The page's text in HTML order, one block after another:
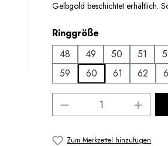
Gelbgold beschichtet erhältlich.
Ringgröße
48
49 50 51
59
60 61 62
Produkt Anzahl:
Zum Merkzettel hinzufügen